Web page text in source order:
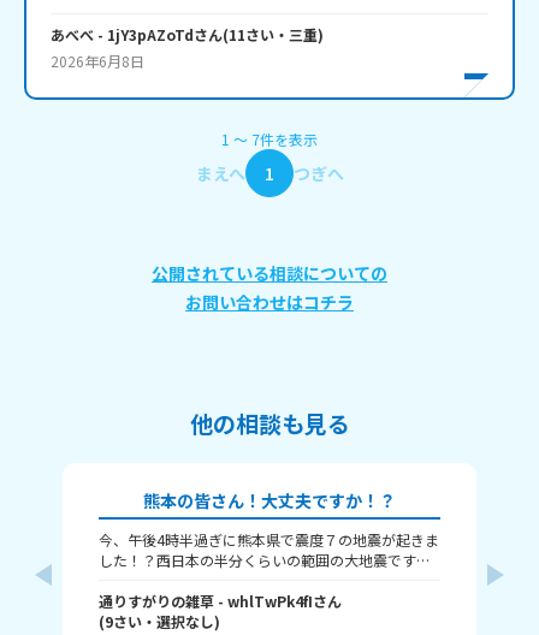
あべべ - 1jY3pAZoTdさん(11さい・ 三重)
2026年6月8日
1 〜 7件を表示
まえへ 1 つぎへ
公開されている相談についての
お問い合わせはコチラ
他の相談も見る
熊本の皆さん！大丈夫ですか！？
今、午後4時半過ぎに熊本県で震度７の地震が起きま
した！？西日本の半分くらいの範囲の大地震です。
な！？
通りすがりの雑草 - whlTwPk4fIさん
(9さい・ 選択なし)